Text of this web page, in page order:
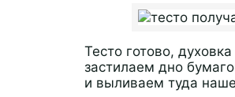
Тесто готово,
застилаем дно
и выливаем туда